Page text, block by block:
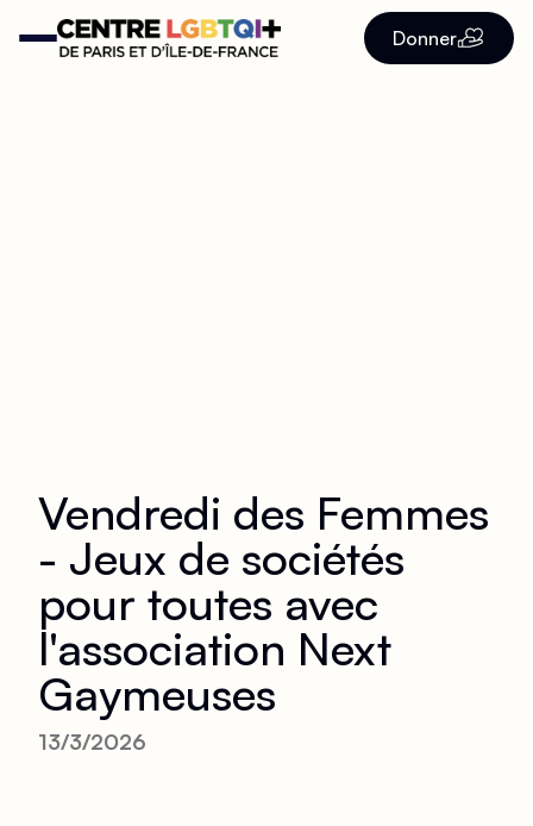
Donner
Vendredi des Femmes
- Jeux de sociétés
pour toutes avec
l'association Next
Gaymeuses
13/3/2026